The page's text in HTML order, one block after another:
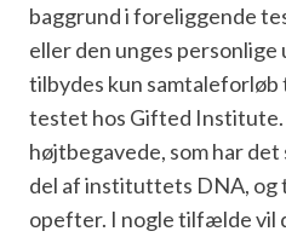
baggrund i foreliggende
eller den unges
tilbydes kun samtaleforløb
testet hos Gifted Institute.
højtbegavede, som har
del af instituttets DNA, og
opefter. I nogle tilfælde vil